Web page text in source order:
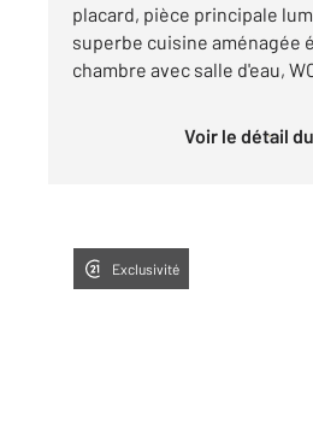
placard, pièce principale
superbe cuisine aménagée
chambre avec salle d'eau,
Voir le détail
Exclusivité